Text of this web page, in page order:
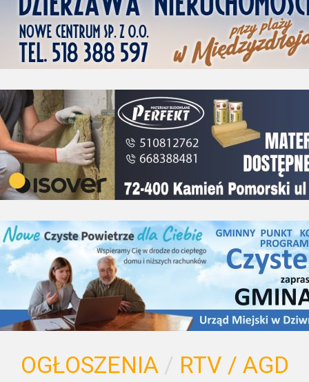
OGŁOSZENIA / RTV / AGD